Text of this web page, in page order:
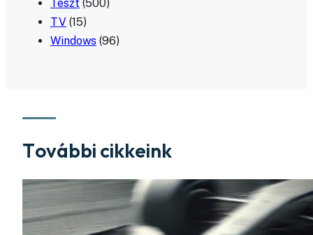
Teszt (500)
TV (15)
Windows (96)
További cikkeink